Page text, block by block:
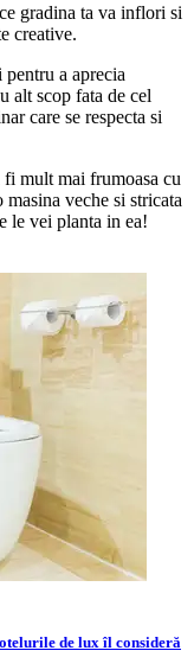
gradina ta va inflori si
creative.
a aprecia
alt scop fata de cel
care se respecta si
fi mult mai frumoasa cu
veche si stricata
le vei planta in ea!
de lux îl consideră